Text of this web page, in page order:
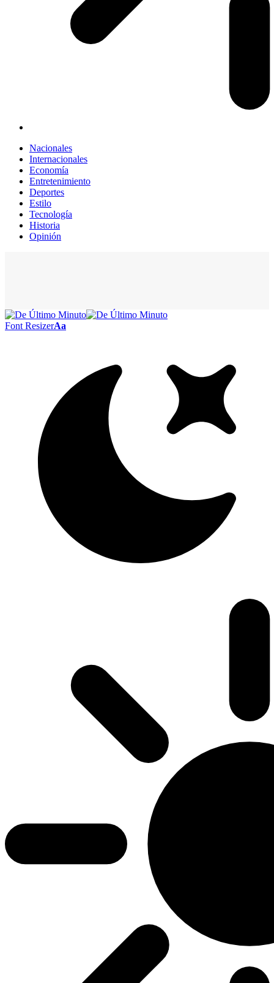
Nacionales
Internacionales
Economía
Entretenimiento
Deportes
Estilo
Tecnología
Historia
Opinión
Font ResizerAa